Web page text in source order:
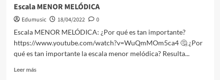
Escala MENOR MELÓDICA
Edumusic 18/04/2022
0
Escala MENOR MELÓDICA: ¿Por qué es tan importante?
https://www.youtube.com/watch?v=WuQmMOm5ca4 🤔 ¿Por
qué es tan importante la escala menor melódica? Resulta...
Leer másLeer